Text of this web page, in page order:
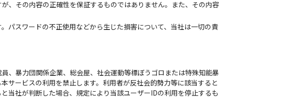
、その内容の正確性を保証するものではありません。また、その内容
パスワードの不正使用などから生じた損害について、当社は一切の責
、暴力団関係企業、総会屋、社会運動等標ぼうゴロまたは特殊知能暴
サービスの利用を禁止します。利用者が反社会的勢力等に該当すると
当社が判断した場合、規定により当該ユーザーIDの利用を停止するも